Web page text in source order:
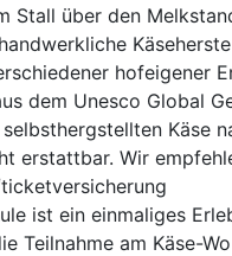
Stall über den
hofeigener
dem Unesco Global
Käse
erstattbar. Wir
ist ein einmaliges
Teilnahme am Käse-